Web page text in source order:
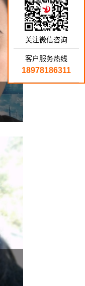
关注微信咨询
客户服务热线
18978186311